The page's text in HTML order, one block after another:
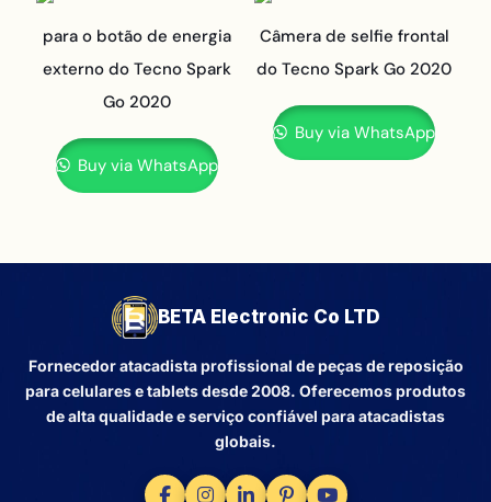
para o botão de energia
externo do Tecno Spark
Go 2020
Buy via WhatsApp
Câmera de selfie frontal
do Tecno Spark Go 2020
Buy via WhatsApp
BETA Electronic Co LTD
Fornecedor atacadista profissional de peças de reposição
para celulares e tablets desde 2008. Oferecemos produtos
de alta qualidade e serviço confiável para atacadistas
globais.